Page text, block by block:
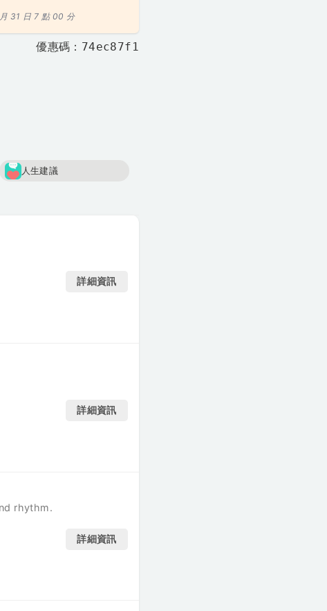
31 日 7 點 00 分
優惠碼：74ec87f1
人生建議
詳細資訊
詳細資訊
rhythm.
詳細資訊